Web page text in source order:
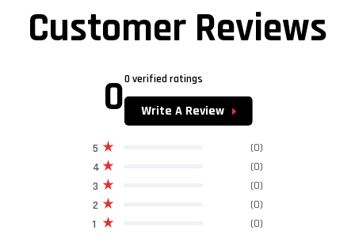
Customer Reviews
00 verified ratings
Write A Review
1 (0)
2 (0)
3 (0)
4 (0)
5 (0)